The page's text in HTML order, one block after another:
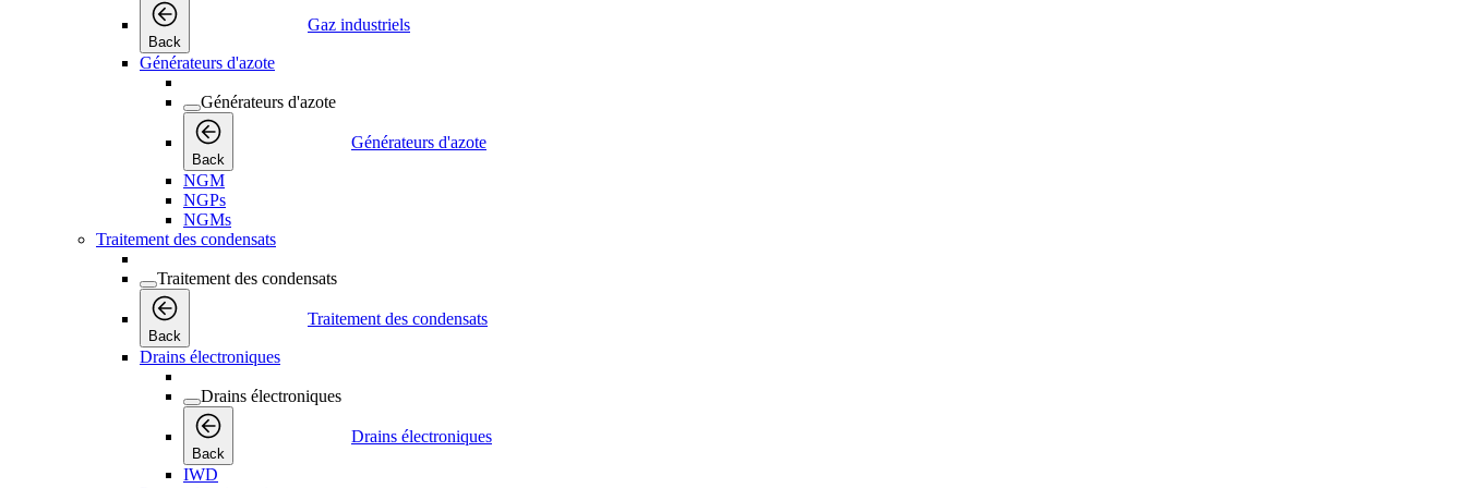
Back
Gaz industriels
Générateurs d'azote
Générateurs d'azote
Back
Générateurs d'azote
NGM
NGPs
NGMs
Traitement des condensats
Traitement des condensats
Back
Traitement des condensats
Drains électroniques
Drains électroniques
Back
Drains électroniques
IWD